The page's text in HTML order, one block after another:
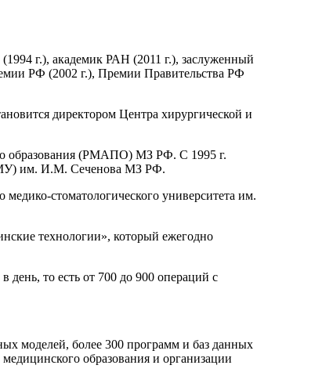
г.), академик РАН (2011 г.), заслуженный
РФ (2002 г.), Премии Правительства РФ
директором Центра хирургической и
образования (РМАПО) МЗ РФ. С 1995 г.
им. И.М. Сеченова МЗ РФ.
стоматологического университета им.
технологии», который ежегодно
день, то есть от 700 до 900 операций с
моделей, более 300 программ и баз данных
образования и организации